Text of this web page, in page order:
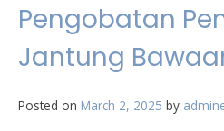
Pengobatan
Jantung
Posted on March 2, 2025 by